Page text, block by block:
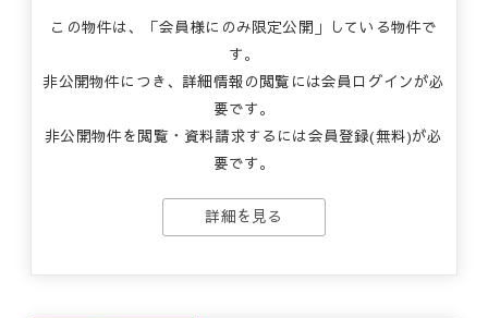
この物件は、「会員様にのみ限定公開」している物件で
す。
非公開物件につき、詳細情報の閲覧には会員ログインが必
要です。
非公開物件を閲覧・資料請求するには会員登録(無料)が必
要です。
詳細を見る